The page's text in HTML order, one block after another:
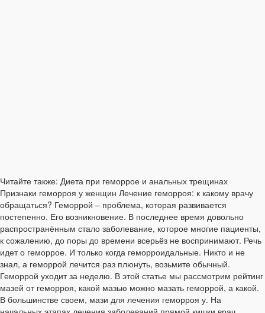
Читайте также: Диета при геморрое и анальных трещинах
Признаки геморроя у женщин Лечение геморроя: к какому врачу
обращаться? Геморрой – проблема, которая развивается
постепенно. Его возникновение. В последнее время довольно
распространённым стало заболевание, которое многие пациенты,
к сожалению, до поры до времени всерьёз не воспринимают. Речь
идет о геморрое. И только когда геморроидальные. Никто и не
знал, а геморрой лечится раз плюнуть, возьмите обычный.
Геморрой уходит за неделю. В этой статье мы рассмотрим рейтинг
мазей от геморроя, какой мазью можно мазать геморрой, а какой.
В большинстве своем, мази для лечения геморроя у. На